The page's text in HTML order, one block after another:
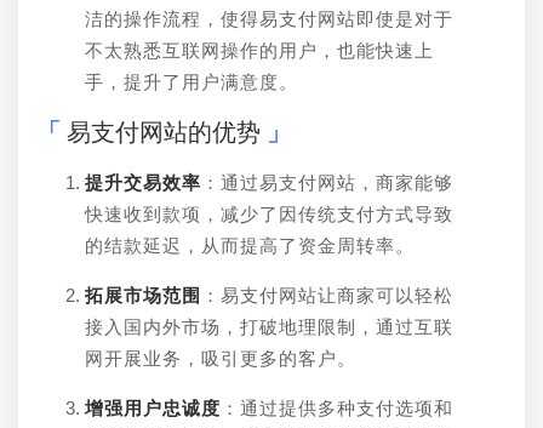
洁的操作流程，使得易支付网站即使是对于
不太熟悉互联网操作的用户，也能快速上
手，提升了用户满意度。
易支付网站的优势
提升交易效率 ：通过易支付网站，商家能够
快速收到款项，减少了因传统支付方式导致
的结款延迟，从而提高了资金周转率。
拓展市场范围 ：易支付网站让商家可以轻松
接入国内外市场，打破地理限制，通过互联
网开展业务，吸引更多的客户。
增强用户忠诚度 ：通过提供多种支付选项和